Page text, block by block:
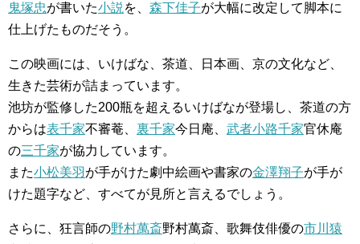
鬼塚忠が書いた小説 を、 森下佳子が大幅に改定して脚本に
仕上げたものだそう。
この映画には、いけばな、茶道、日本画、京の文化など、
生きた芸術が詰まっています。
池坊が監修した200瓶を超えるいけばなが登場し、茶道の方
からは表千家不審菴、 裏千家今日庵、 武者小路千家官休庵
の三千家が協力しています。
また小松美羽 が手がけた劇中絵画や書家の金澤翔子が手が
けた題字など、すべてが見所と言えるでしょう。
さらに、狂言師の野村萬斎野村萬斎、歌舞伎俳優の市川猿